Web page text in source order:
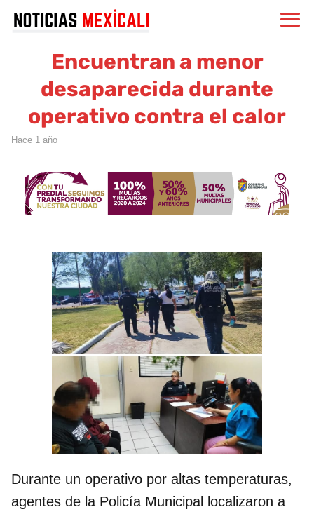
Encuentran a menor
desaparecida durante
operativo contra el calor
hace 1 año
Durante un operativo por altas temperaturas,
agentes de la Policía Municipal localizaron a